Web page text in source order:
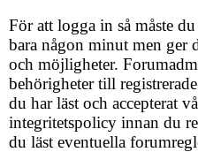
För att logga in så måste
bara någon minut men ger
och möjligheter.
behörigheter till
du har läst och accepterat
integritetspolicy innan du
du läst eventuella